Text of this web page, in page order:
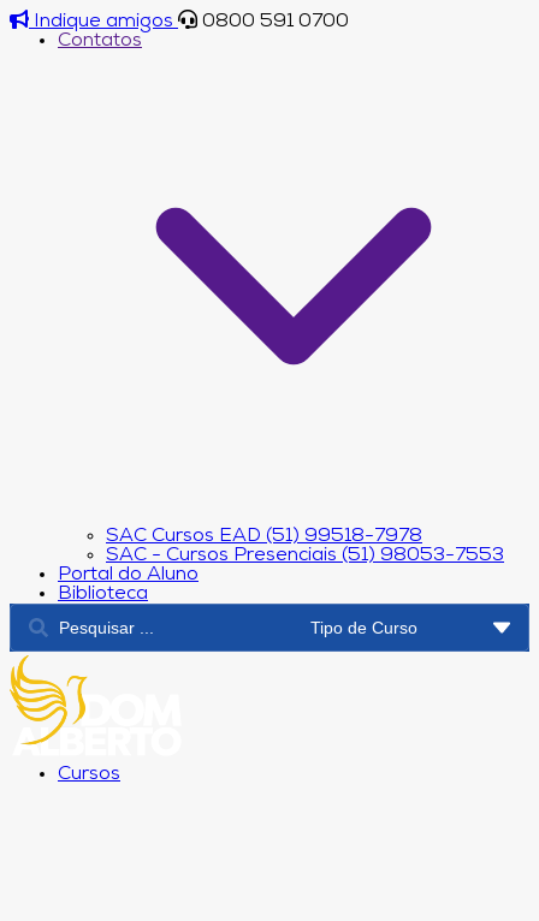
Indique amigos
0800 591 0700
Contatos
SAC Cursos EAD (51) 99518-7978
SAC - Cursos Presenciais (51) 98053-7553
Portal do Aluno
Biblioteca
Cursos